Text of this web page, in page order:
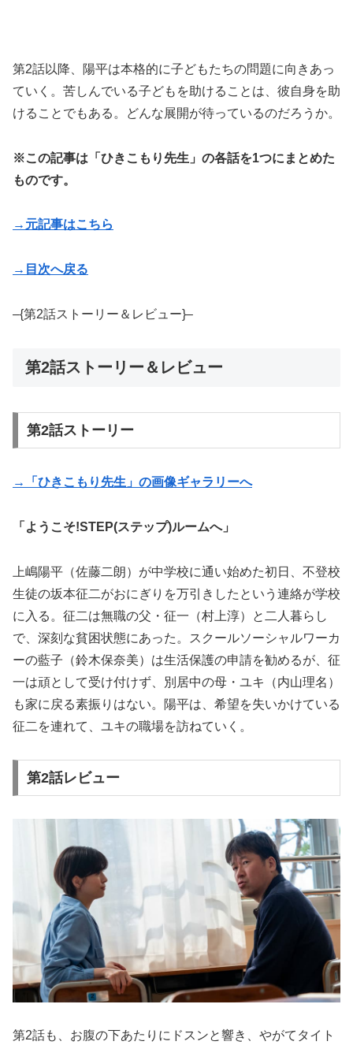
第2話以降、陽平は本格的に子どもたちの問題に向きあっ
ていく。苦しんでいる子どもを助けることは、彼自身を助
けることでもある。どんな展開が待っているのだろうか。
※この記事は「ひきこもり先生」の各話を1つにまとめた
ものです。
→元記事はこちら
→目次へ戻る
–{第2話ストーリー＆レビュー}–
第2話ストーリー＆レビュー
第2話ストーリー
→「ひきこもり先生」の画像ギャラリーへ
「ようこそ!STEP(ステップ)ルームへ」
上嶋陽平（佐藤二朗）が中学校に通い始めた初日、不登校
生徒の坂本征二がおにぎりを万引きしたという連絡が学校
に入る。征二は無職の父・征一（村上淳）と二人暮らし
で、深刻な貧困状態にあった。スクールソーシャルワーカ
ーの藍子（鈴木保奈美）は生活保護の申請を勧めるが、征
一は頑として受け付けず、別居中の母・ユキ（内山理名）
も家に戻る素振りはない。陽平は、希望を失いかけている
征二を連れて、ユキの職場を訪ねていく。
第2話レビュー
第2話も、お腹の下あたりにドスンと響き、やがてタイト